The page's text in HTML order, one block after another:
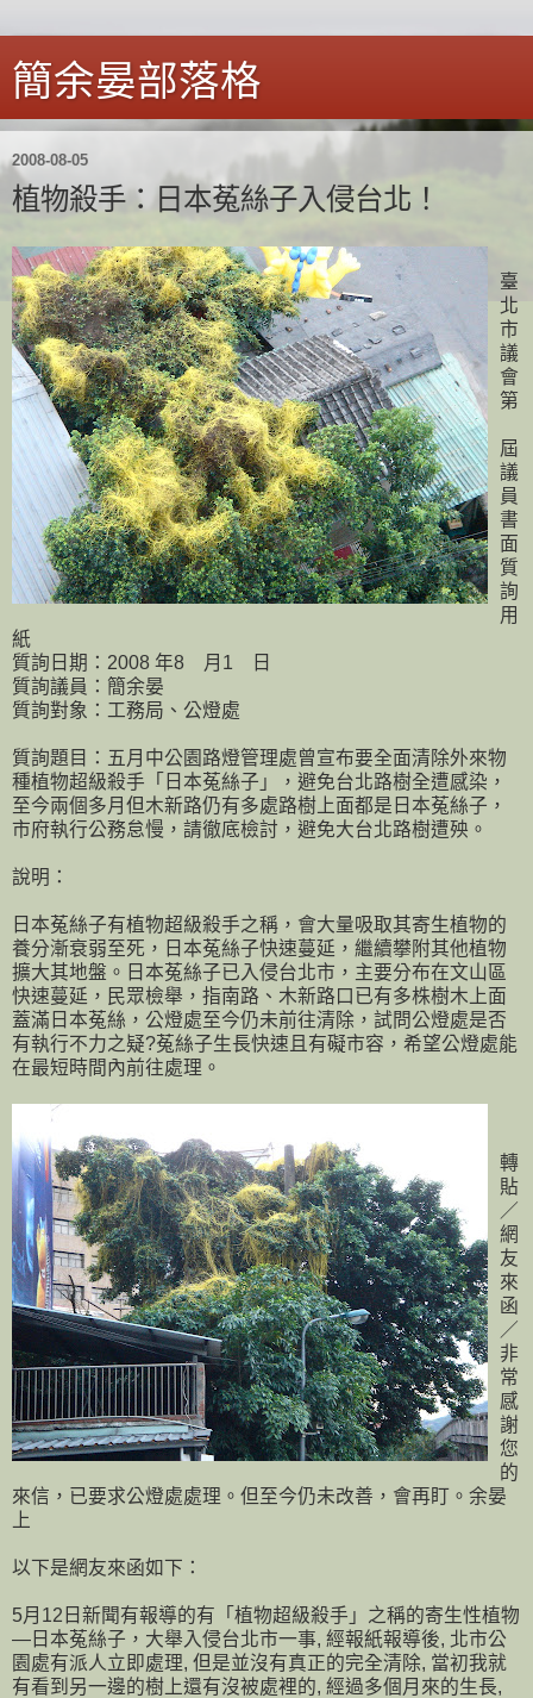
簡余晏部落格
2008-08-05
植物殺手：日本菟絲子入侵台北！
臺
北
市
議
會
第
屆
議
員
書
面
質
詢
用
紙
質詢日期：2008 年8 月1 日
質詢議員：簡余晏
質詢對象：工務局、公燈處
質詢題目：五月中公園路燈管理處曾宣布要全面清除外來物
種植物超級殺手「日本菟絲子」，避免台北路樹全遭感染，
至今兩個多月但木新路仍有多處路樹上面都是日本菟絲子，
市府執行公務怠慢，請徹底檢討，避免大台北路樹遭殃。
說明：
日本菟絲子有植物超級殺手之稱，會大量吸取其寄生植物的
養分漸衰弱至死，日本菟絲子快速蔓延，繼續攀附其他植物
擴大其地盤。日本菟絲子已入侵台北市，主要分布在文山區
快速蔓延，民眾檢舉，指南路、木新路口已有多株樹木上面
蓋滿日本菟絲，公燈處至今仍未前往清除，試問公燈處是否
有執行不力之疑?菟絲子生長快速且有礙市容，希望公燈處能
在最短時間內前往處理。
轉
貼
／
網
友
來
函
／
非
常
感
謝
您
的
來信，已要求公燈處處理。但至今仍未改善，會再盯。余晏
上
以下是網友來函如下：
5月12日新聞有報導的有「植物超級殺手」之稱的寄生性植物
—日本菟絲子，大舉入侵台北市一事, 經報紙報導後, 北市公
園處有派人立即處理, 但是並沒有真正的完全清除, 當初我就
有看到另一邊的樹上還有沒被處裡的, 經過多個月來的生長,